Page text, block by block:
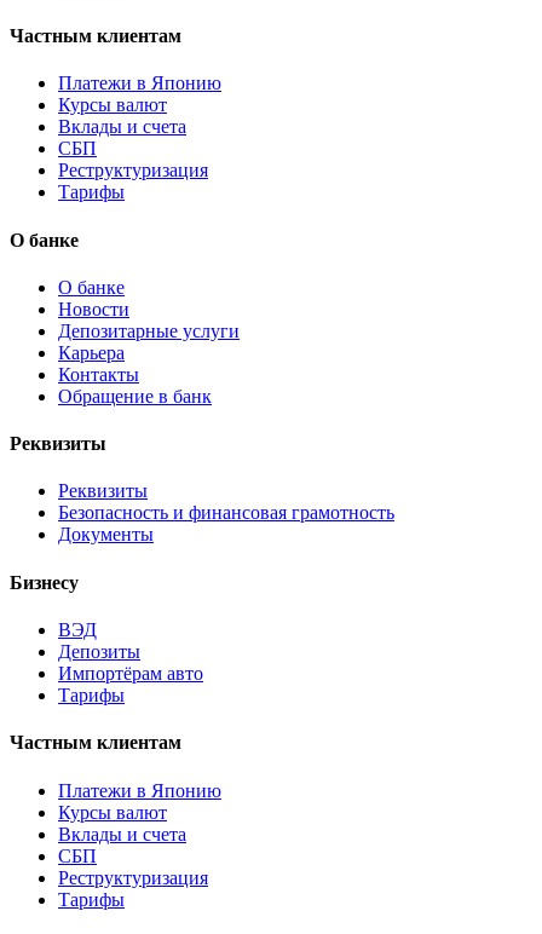
Частным клиентам
Платежи в Японию
Курсы валют
Вклады и счета
СБП
Реструктуризация
Тарифы
О банке
О банке
Новости
Депозитарные услуги
Карьера
Контакты
Обращение в банк
Реквизиты
Реквизиты
Безопасность и финансовая грамотность
Документы
Бизнесу
ВЭД
Депозиты
Импортёрам авто
Тарифы
Частным клиентам
Платежи в Японию
Курсы валют
Вклады и счета
СБП
Реструктуризация
Тарифы